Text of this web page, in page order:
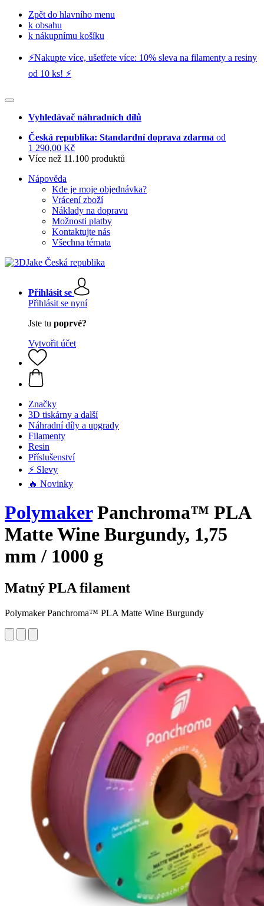
Zpět do hlavního menu
k obsahu
k nákupnímu košíku
⚡️Nakupte více, ušetřete více: 10% sleva na filamenty a resiny
od 10 ks! ⚡️
Vyhledávač náhradních dílů
Česká republika: Standardní doprava zdarma od
1 290,00 Kč
Více než 11.100 produktů
Nápověda
Kde je moje objednávka?
Vrácení zboží
Náklady na dopravu
Možnosti platby
Kontaktujte nás
Všechna témata
Přihlásit se
Přihlásit se nyní
Jste tu poprvé?
Vytvořit účet
Značky
3D tiskárny a další
Náhradní díly a upgrady
Filamenty
Resin
Příslušenství
⚡ Slevy
🔥 Novinky
PolymakerPanchroma™ PLA
Matte Wine Burgundy, 1,75
mm / 1000 g
Matný PLA filament
Polymaker Panchroma™ PLA Matte Wine Burgundy